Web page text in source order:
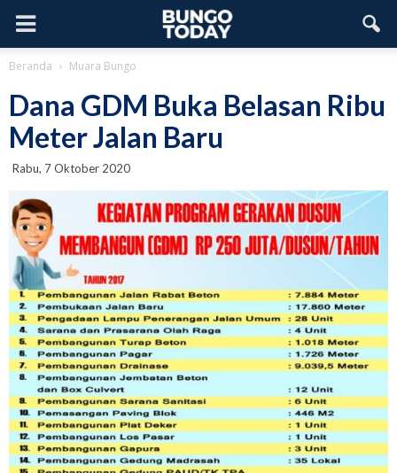
Beranda Muara Bungo
Dana GDM Buka Belasan Ribu
Meter Jalan Baru
Rabu, 7 Oktober 2020